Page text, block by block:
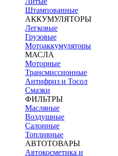
Штампованные
АККУМУЛЯТОРЫ
Легковые
Грузовые
Мотоаккумуляторы
МАСЛА
Моторные
Трансмиссионные
Антифриз и Тосол
Смазки
ФИЛЬТРЫ
Масляные
Воздушные
Салонные
Топливные
АВТОТОВАРЫ
Автокосметика и